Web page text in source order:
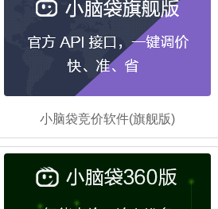
小脑袋竞价软件(旗舰版)